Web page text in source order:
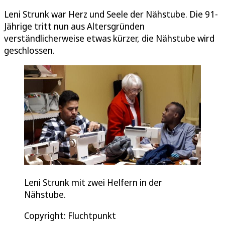
Leni Strunk war Herz und Seele der Nähstube. Die 91-
Jährige tritt nun aus Altersgründen
verständlicherweise etwas kürzer, die Nähstube wird
geschlossen.
Leni Strunk mit zwei Helfern in der
Nähstube.
Copyright: Fluchtpunkt